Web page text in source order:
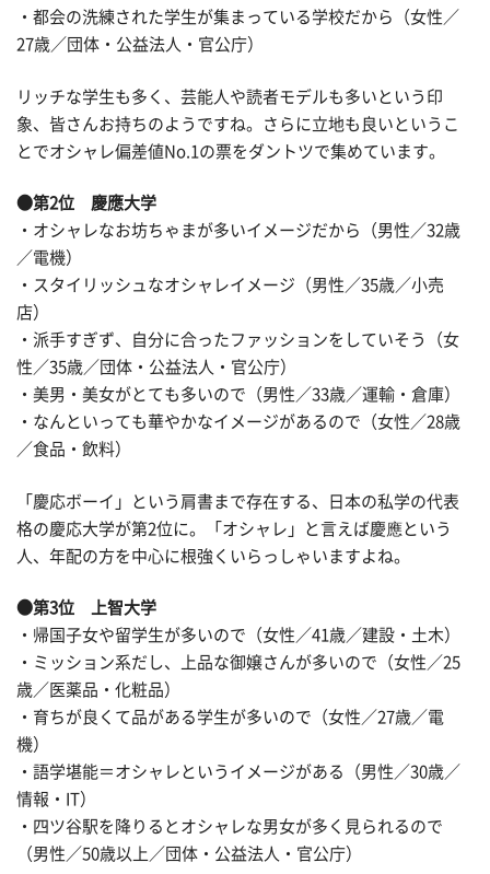
・都会の洗練された学生が集まっている学校だから（女性／
27歳／団体・公益法人・官公庁）
リッチな学生も多く、芸能人や読者モデルも多いという印
象、皆さんお持ちのようですね。さらに立地も良いというこ
とでオシャレ偏差値No.1の票をダントツで集めています。
●第2位 慶應大学
・オシャレなお坊ちゃまが多いイメージだから（男性／32歳
／電機）
・スタイリッシュなオシャレイメージ（男性／35歳／小売
店）
・派手すぎず、自分に合ったファッションをしていそう（女
性／35歳／団体・公益法人・官公庁）
・美男・美女がとても多いので（男性／33歳／運輸・倉庫）
・なんといっても華やかなイメージがあるので（女性／28歳
／食品・飲料）
「慶応ボーイ」という肩書まで存在する、日本の私学の代表
格の慶応大学が第2位に。「オシャレ」と言えば慶應という
人、年配の方を中心に根強くいらっしゃいますよね。
●第3位 上智大学
・帰国子女や留学生が多いので（女性／41歳／建設・土木）
・ミッション系だし、上品な御嬢さんが多いので（女性／25
歳／医薬品・化粧品）
・育ちが良くて品がある学生が多いので（女性／27歳／電
機）
・語学堪能＝オシャレというイメージがある（男性／30歳／
情報・IT）
・四ツ谷駅を降りるとオシャレな男女が多く見られるので
（男性／50歳以上／団体・公益法人・官公庁）